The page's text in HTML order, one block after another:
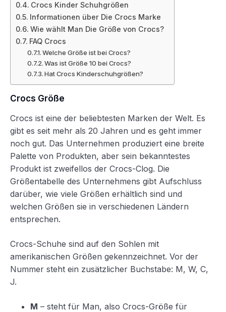
Crocs Kinder Schuhgrößen
Informationen über Die Crocs Marke
Wie wählt Man Die Größe von Crocs?
FAQ Crocs
Welche Größe ist bei Crocs?
Was ist Größe 10 bei Crocs?
Hat Crocs Kinderschuhgrößen?
Crocs Größe
Crocs ist eine der beliebtesten Marken der Welt. Es
gibt es seit mehr als 20 Jahren und es geht immer
noch gut. Das Unternehmen produziert eine breite
Palette von Produkten, aber sein bekanntestes
Produkt ist zweifellos der Crocs-Clog. Die
Größentabelle des Unternehmens gibt Aufschluss
darüber, wie viele Größen erhältlich sind und
welchen Größen sie in verschiedenen Ländern
entsprechen.
Crocs-Schuhe sind auf den Sohlen mit
amerikanischen Größen gekennzeichnet. Vor der
Nummer steht ein zusätzlicher Buchstabe: M, W, C,
J.
M – steht für Man, also Crocs-Größe für